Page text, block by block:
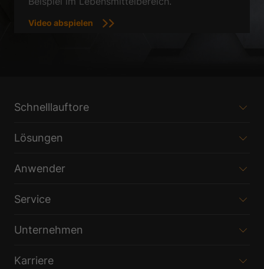
Video abspielen
Schnelllauftore
Lösungen
Anwender
Service
Unternehmen
Karriere